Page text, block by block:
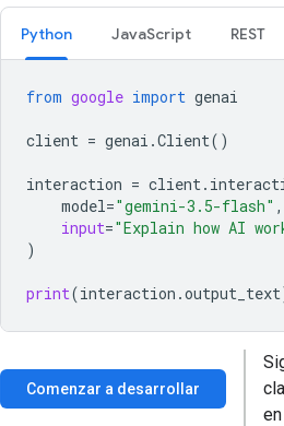
Python JavaScript REST
from google import genai
client = genai .Client()
interaction = client.
model="gemini-3.5-flash" ,
input="Explain how AI
)
print(interaction .output_text
Comenzar a desarrollar